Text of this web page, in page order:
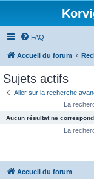
FAQ
Accueil du forum
Sujets actifs
Aller sur la recherche
La
Aucun résultat ne
La
Accueil du forum